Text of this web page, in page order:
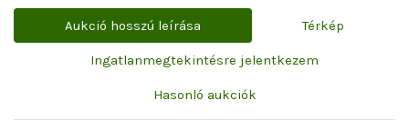
Aukció hosszú leírása Térkép
Ingatlanmegtekintésre jelentkezem
Hasonló aukciók